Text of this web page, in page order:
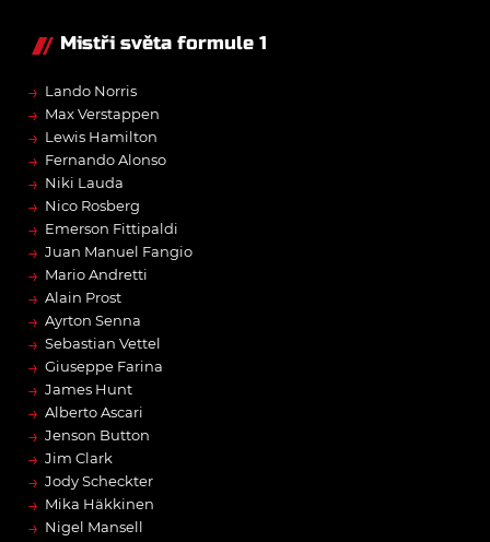
Mistři světa formule 1
→ Lando Norris
→ Max Verstappen
→ Lewis Hamilton
→ Fernando Alonso
→ Niki Lauda
→ Nico Rosberg
→ Emerson Fittipaldi
→ Juan Manuel Fangio
→ Mario Andretti
→ Alain Prost
→ Ayrton Senna
→ Sebastian Vettel
→ Giuseppe Farina
→ James Hunt
→ Alberto Ascari
→ Jenson Button
→ Jim Clark
→ Jody Scheckter
→ Mika Häkkinen
→ Nigel Mansell